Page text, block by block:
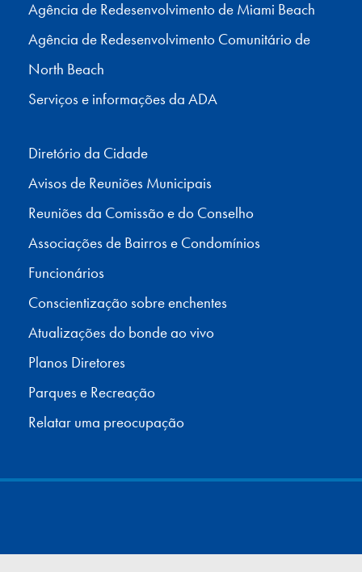
Agência de Redesenvolvimento de Miami Beach
Agência de Redesenvolvimento Comunitário de
North Beach
Serviços e informações da ADA
Diretório da Cidade
Avisos de Reuniões Municipais
Reuniões da Comissão e do Conselho
Associações de Bairros e Condomínios
Funcionários
Conscientização sobre enchentes
Atualizações do bonde ao vivo
Planos Diretores
Parques e Recreação
Relatar uma preocupação